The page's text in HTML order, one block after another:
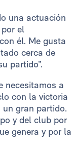
una actuación
el
él. Me gusta
cerca de
partido”.
necesitamos a
con la victoria
un gran partido.
y del club por
genera y por la